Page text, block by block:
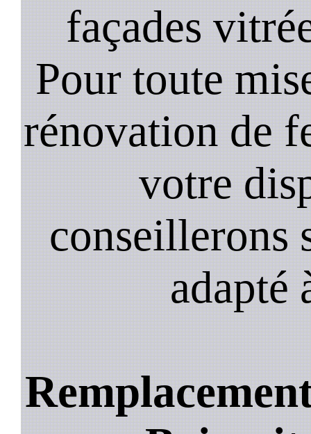
façades
Pour toute
rénovation de
votre
conseillerons
adapté